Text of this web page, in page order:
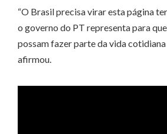
“O Brasil precisa virar esta página
o governo do PT representa para
possam fazer parte da vida
afirmou.